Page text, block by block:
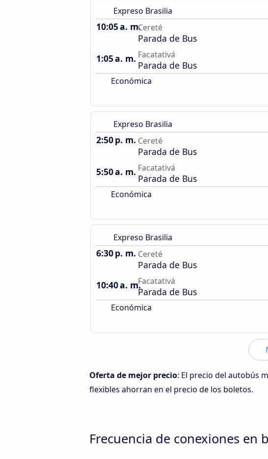
Expreso Brasilia
10:05 a. m.Cereté
Parada de Bus
1:05 a. m. Facatativá
Parada de Bus
Económica
Expreso Brasilia
2:50 p. m. Cereté
Parada de Bus
5:50 a. m. Facatativá
Parada de Bus
Económica
Expreso Brasilia
6:30 p. m. Cereté
Parada de Bus
10:40 a. m.Facatativá
Parada de Bus
Económica
Oferta de mejor precio: El precio del autobús
flexibles ahorran en el precio de los boletos.
Frecuencia de conexiones en